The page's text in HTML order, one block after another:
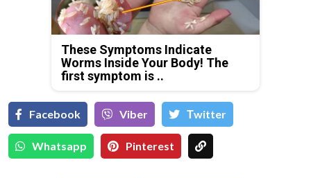
These Symptoms Indicate
Worms Inside Your Body! The
first symptom is ..
Facebook Viber Тwitter
Whatsapp Pinterest